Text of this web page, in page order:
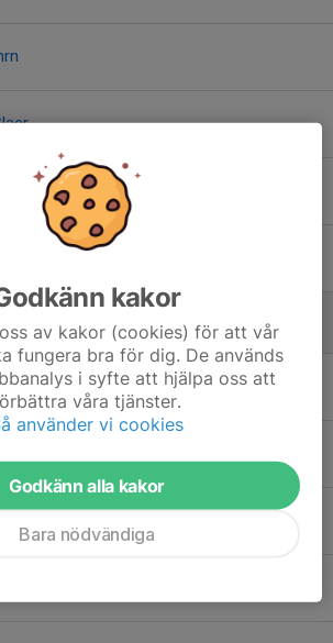
ekberg
kakor
av kakor (cookies) för att vår
fungera bra för dig. De används
i syfte att hjälpa oss att
våra tjänster.
använder vi cookies
Godkänn alla kakor
Bara nödvändiga